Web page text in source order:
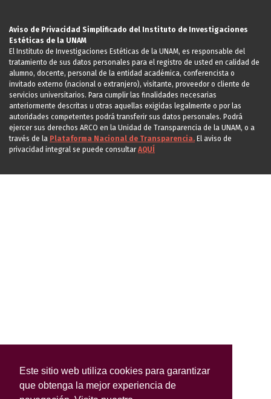
Este sitio web utiliza cookies para garantizar
que obtenga la mejor experiencia de
Aviso de Privacidad Simplificado del Instituto de Investigaciones
Estéticas de la UNAM
El Instituto de Investigaciones Estéticas de la UNAM, es responsable del
tratamiento de sus datos personales para el registro de usted en calidad de
alumno, docente, personal de la entidad académica, conferencista o
invitado externo (nacional o extranjero), visitante, proveedor o cliente de
servicios universitarios. Para cumplir las finalidades necesarias
anteriormente descritas u otras aquellas exigidas legalmente o por las
autoridades competentes podrá transferir sus datos personales. Podrá
ejercer sus derechos ARCO en la Unidad de Transparencia de la UNAM, o a
través de la Plataforma Nacional de Transparencia. El aviso de
privacidad integral se puede consultarAQUÍ